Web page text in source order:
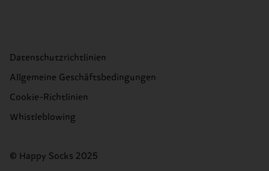
Datenschutzrichtlinien
Allgemeine Geschäftsbedingungen
Cookie-Richtlinien
Whistleblowing
© Happy Socks 2025